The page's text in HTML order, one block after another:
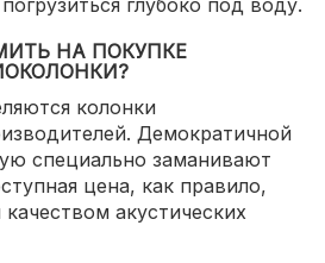
глубоко под воду.
НА ПОКУПКЕ
колонки
Демократичной
специально заманивают
цена, как правило,
акустических